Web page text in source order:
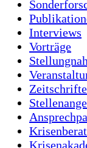
Interviews
Vorträge